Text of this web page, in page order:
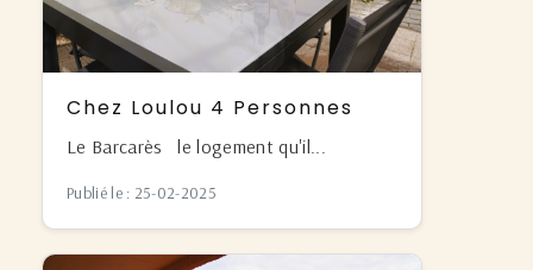
Chez Loulou 4 Personnes
Le Barcarès le logement qu'il...
Publié le : 25-02-2025